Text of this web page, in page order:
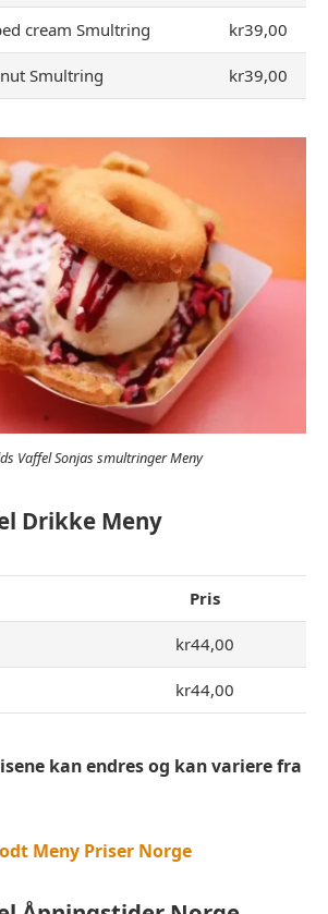
cream Smultring kr39,00
Smultring kr39,00
Vaffel Sonjas smultringer Meny
Drikke Meny
Pris
kr44,00
kr44,00
kan endres og kan variere fra
Meny Priser Norge